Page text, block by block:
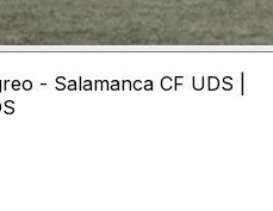
- Salamanca CF UDS |